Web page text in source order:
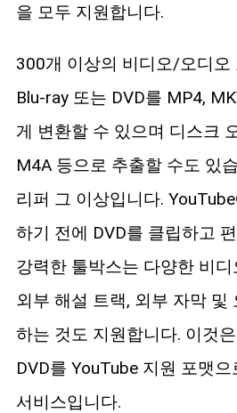
을 모두 지원합니다.
300개 이상의 비디오/오디오
Blu-ray 또는 DVD를 MP4,
게 변환할 수 있으며 디스크
M4A 등으로 추출할 수도 있
리퍼 그 이상입니다.
하기 전에 DVD를 클립하고
강력한 툴박스는 다양한 비
외부 해설 트랙, 외부 자막 및
하는 것도 지원합니다. 이것
DVD를 YouTube 지원 포맷
서비스입니다.